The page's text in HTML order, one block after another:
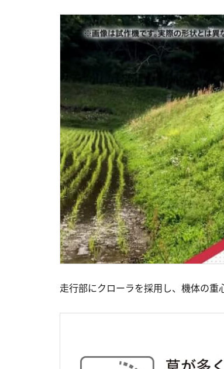
走行部にクローラを採用し、機体の重